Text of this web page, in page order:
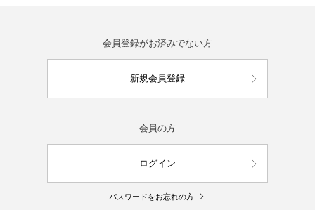
会員登録がお済みでない方
新規会員登録
会員の方
ログイン
パスワードをお忘れの方